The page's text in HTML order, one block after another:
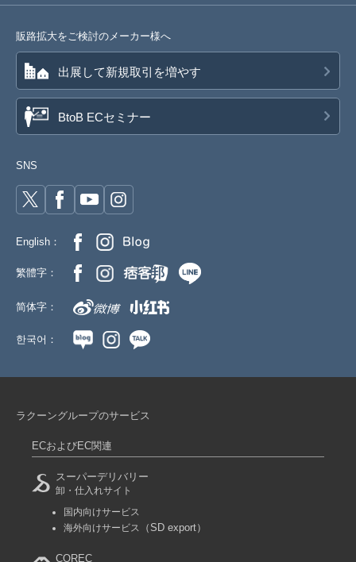
販路拡大をご検討のメーカー様へ
出展して新規取引を増やす
BtoB ECセミナー
SNS
English：
繁體字：
简体字：
한국어：
ラクーングループのサービス
ECおよびEC関連
スーパーデリバリー
卸・仕入れサイト
国内向けサービス
海外向けサービス
（SD export）
COREC